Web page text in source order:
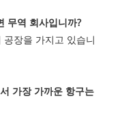
무역 회사입니까?
장을 가지고 있습니
가장 가까운 항구는